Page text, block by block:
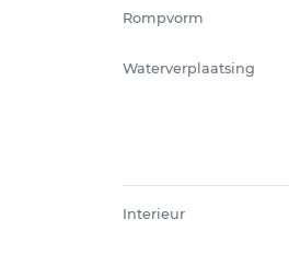
Rompvorm
Waterverplaatsing
Interieur